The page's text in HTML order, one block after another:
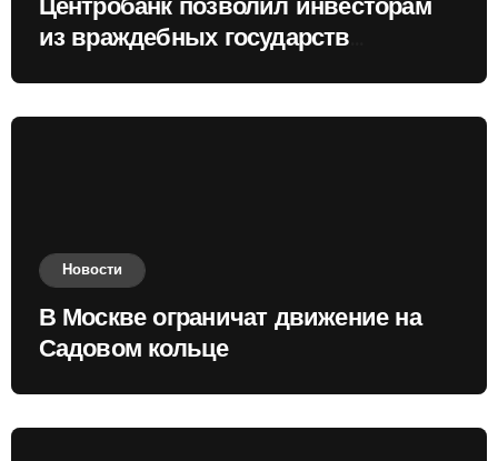
Центробанк позволил инвесторам
из враждебных государств
Новости
В Москве ограничат движение на
Садовом кольце